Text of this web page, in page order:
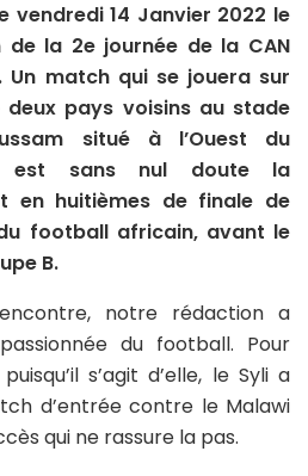
vendredi 14 Janvier 2022 le
de la 2e journée de la CAN
Un match qui se jouera sur
pays voisins au stade
situé à l’Ouest du
est sans nul doute la
en huitièmes de finale de
football africain, avant le
B.
notre rédaction a
du football. Pour
s’agit d’elle, le Syli a
d’entrée contre le Malawi
qui ne rassure la pas.